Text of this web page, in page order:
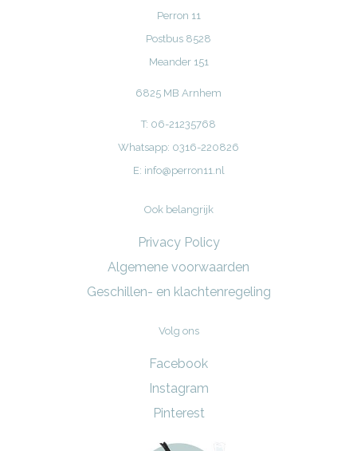
Perron 11
Postbus 8528
Meander 151
6825 MB Arnhem
T: 06-21235768
Whatsapp: 0316-220826
E: info@perron11.nl
Ook belangrijk
Privacy Policy
Algemene voorwaarden
Geschillen- en klachtenregeling
Volg ons
Facebook
Instagram
Pinterest